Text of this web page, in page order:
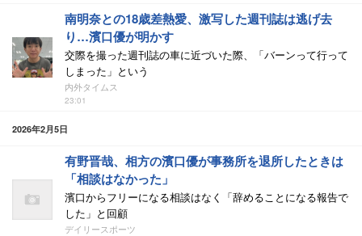
南明奈との18歳差熱愛、激写した週刊誌は逃げ去
り…濱口優が明かす
交際を撮った週刊誌の車に近づいた際、「バーンって行って
しまった」という
内外タイムス
23:01
2026年2月5日
有野晋哉、相方の濱口優が事務所を退所したときは
「相談はなかった」
濱口からフリーになる相談はなく「辞めることになる報告で
した」と回顧
デイリースポーツ